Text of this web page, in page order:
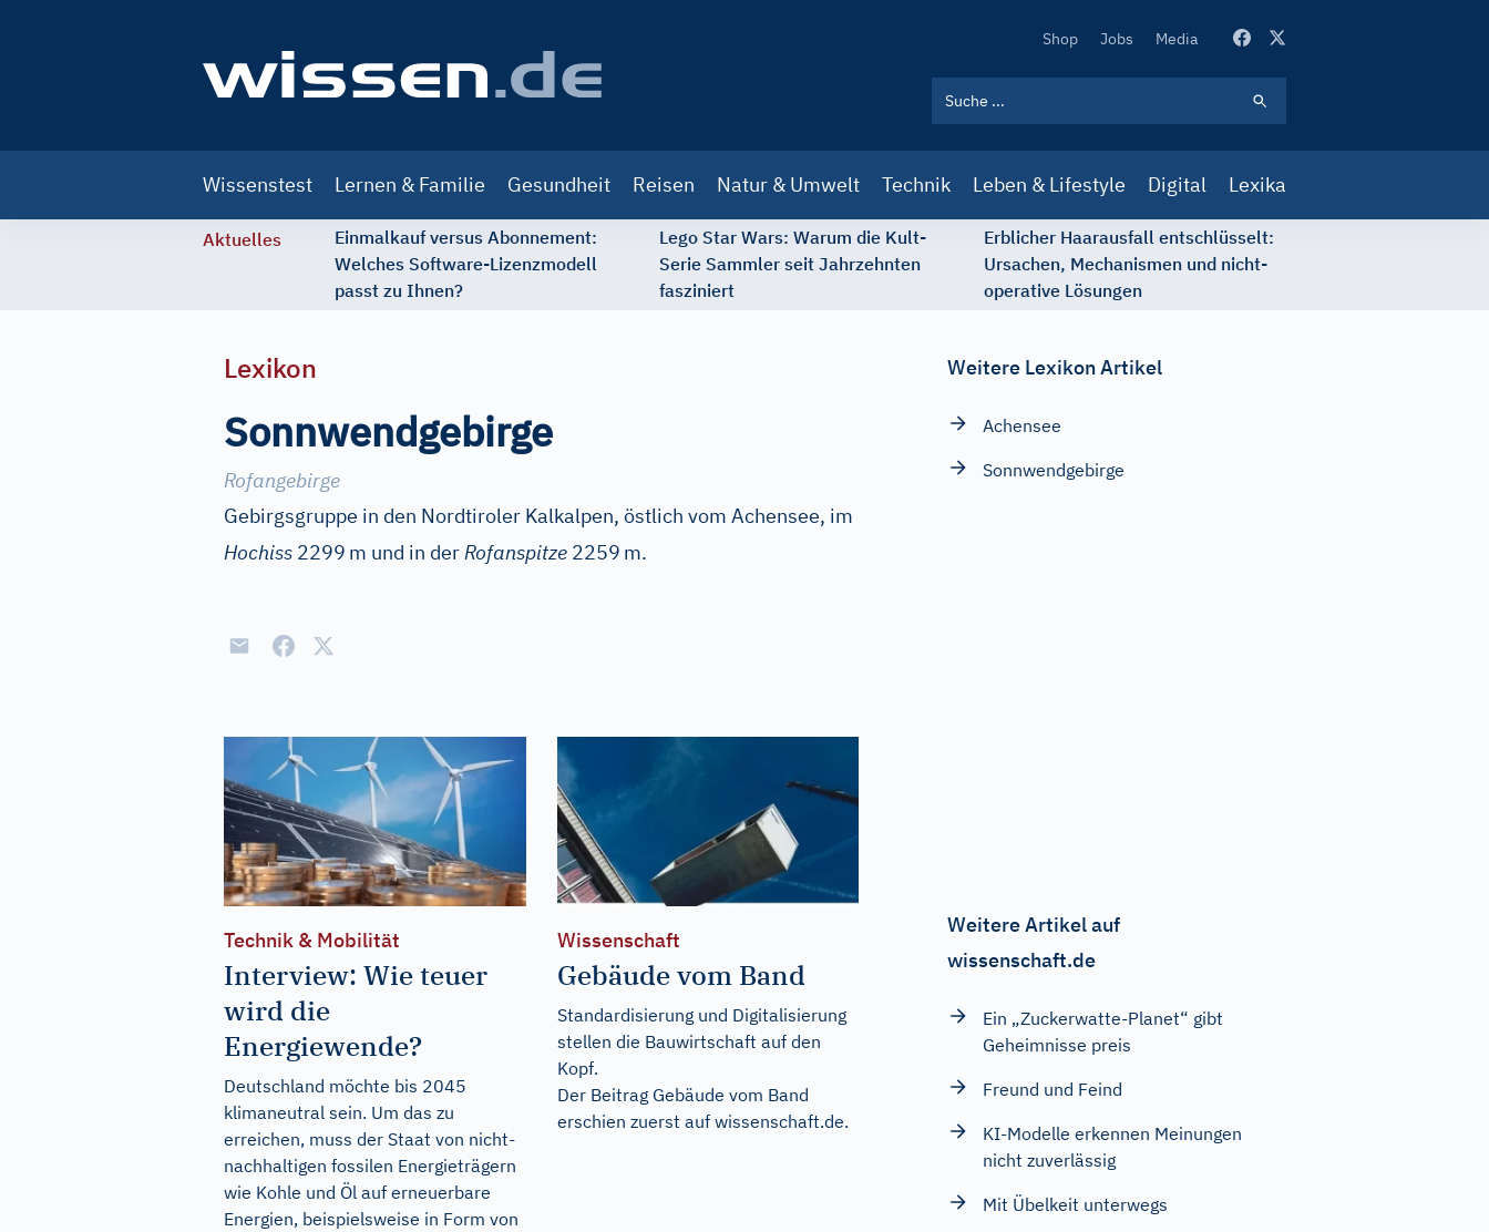
Secondary
Shop Jobs Media
navigation
Wissenstest Lernen & Familie Gesundheit Reisen Natur & Umwelt Technik Leben & Lifestyle Digital Lexika
Aktuelles
Einmalkauf versus Abonnement:
Welches Software-Lizenzmodell
passt zu Ihnen?
Lego Star Wars: Warum die Kult-
Serie Sammler seit Jahrzehnten
fasziniert
Erblicher Haarausfall entschlüsselt:
Ursachen, Mechanismen und nicht-
operative Lösungen
Lexikon
Sonnwendgebirge
Rofangebirge
Gebirgsgruppe in den Nordtiroler Kalkalpen, östlich vom Achensee, im
Hochiss 2299 m und in derRofanspitze 2259 m.
Technik & Mobilität
Interview: Wie teuer
wird die
Energiewende?
Deutschland möchte bis 2045
klimaneutral sein. Um das zu
erreichen, muss der Staat von nicht-
nachhaltigen fossilen Energieträgern
wie Kohle und Öl auf erneuerbare
Energien, beispielsweise in Form von
Wissenschaft
Gebäude vom Band
Standardisierung und Digitalisierung
stellen die Bauwirtschaft auf den
Kopf.
Der Beitrag Gebäude vom Band
erschien zuerst auf wissenschaft.de.
Weitere Lexikon Artikel
Achensee
Sonnwendgebirge
Weitere Artikel auf
wissenschaft.de
Ein „Zuckerwatte-Planet“ gibt
Geheimnisse preis
Freund und Feind
KI-Modelle erkennen Meinungen
nicht zuverlässig
Mit Übelkeit unterwegs